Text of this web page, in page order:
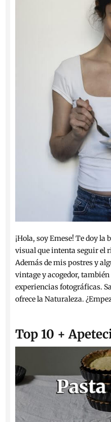
¡Hola, soy Emese! Te doy
visual que intenta seguir el
Además de mis postres y
vintage y acogedor,
experiencias fotográficas.
ofrece la Naturaleza.
Top 10 +